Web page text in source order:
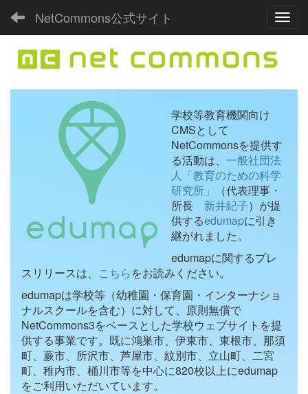
NetCommons公式サイト
学校等教育機関向け
CMSとして
NetCommonsを提供す
る活動は、 一般社団法
人「教育のための科学
研究所」
（代表理事・
所長 新井紀子）が提
供するedumapに引き
継がれました。
edumapに関するプレ
スリリースは、 こちらをお読みください。
edumapは学校等（幼稚園・保育園・インターナショ
ナルスクールを含む）に対して、原則無償で
NetCommons3をベースとした学校ウェブサイトを提
供する事業です。既に鴻巣市、伊東市、東根市、那須
町、蕨市、所沢市、芦屋市、紋別市、立山町、二宮
町、稚内市、桶川市等を中心に820校以上にedumap
をご利用いただいています。